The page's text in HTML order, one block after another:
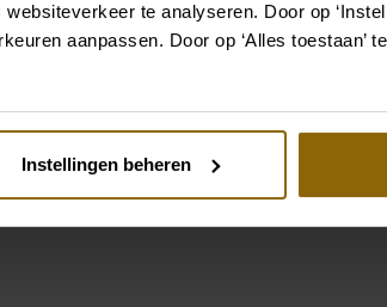
te analyseren. Door op
aanpassen. Door op ‘Alles toestaan’
Instellingen beheren
ook eens
Pinterest
Muse by Berta